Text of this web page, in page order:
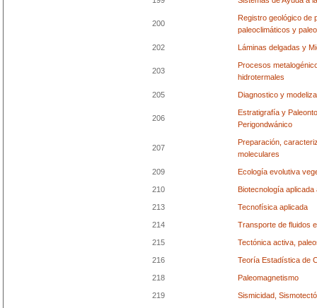
200
Registro geológico de
paleoclimáticos y
202 Láminas delgadas y
203
Procesos
hidrotermales
205 Diagnostico y
206
Estratigrafía y
Perigondwánico
207
Preparación,
moleculares
209 Ecología evolutiva
210 Biotecnología
213 Tecnofísica aplicada
214 Transporte de fluidos
215 Tectónica activa,
216 Teoría Estadística de
218 Paleomagnetismo
219 Sismicidad,